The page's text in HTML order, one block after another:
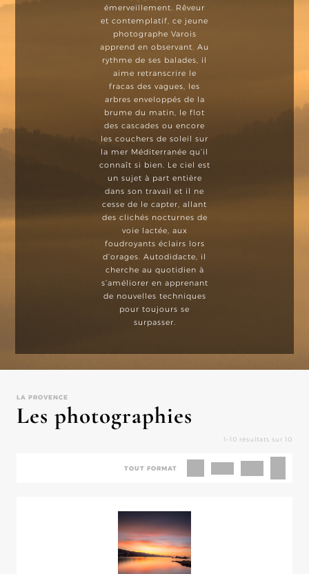
émerveillement. Rêveur
et contemplatif, ce jeune
photographe Varois
apprend en observant. Au
rythme de ses balades, il
aime retranscrire le
fracas des vagues, les
arbres enveloppés de la
brume du matin, le flot
des cascades ou encore
les couchers de soleil sur
la mer Méditerranée qu’il
connaît si bien. Le ciel est
un sujet à part entière
dans son travail et il ne
cesse de le capter, allant
des clichés nocturnes de
voie lactée, aux
foudroyants éclairs lors
d’orages. Autodidacte, il
cherche au quotidien à
s’améliorer en apprenant
de nouvelles techniques
pour toujours se
surpasser.
LA PROVENCE
Les photographies
1–10 résultats sur 10
TOUT FORMAT